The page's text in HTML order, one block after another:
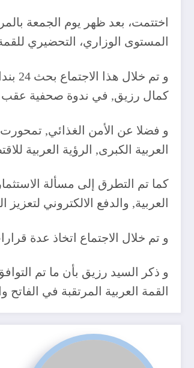
اختتمت، بعد ظهر يوم الجمعة
المستوى الوزاري، التحضيري للقمة
و
كمال رزيق, في ندوة صحفية عقب
و فضلا عن الأمن الغذائي, تمحورت
العربية الكبرى, الرؤية العربية
كما تم التطرق إلى مسألة
العربية, والدفع الالكتروني
و تم خلال الاجتماع اتخاذ عدة
و ذكر السيد رزيق بأن ما تم
القمة العربية المرتقبة في الفاتح